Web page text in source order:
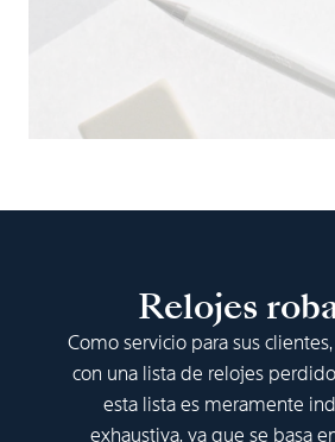
Relojes
Como servicio para sus
con una lista de relojes
esta lista es meramente
exhaustiva, ya que se basa